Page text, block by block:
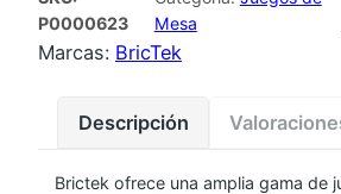
E
K
P0000623
Mesa
Marcas: BricTek
Descripción
Brictek ofrece una amplia gama de